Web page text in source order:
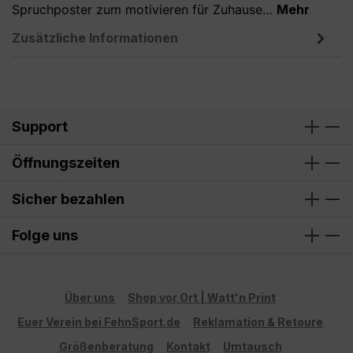
Spruchposter zum motivieren für Zuhause… Mehr
Zusätzliche Informationen
Support
Öffnungszeiten
Sicher bezahlen
Folge uns
Über uns
Shop vor Ort | Watt'n Print
Euer Verein bei FehnSport.de
Reklamation & Retoure
Größenberatung
Kontakt Umtausch